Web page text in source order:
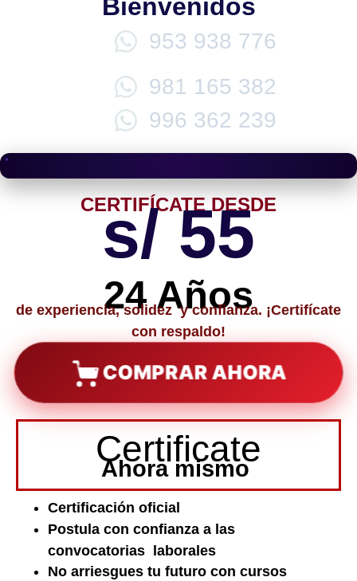
Bienvenidos
953 938 776
981 165 382
996 362 239
CERTIFÍCATE DESDE
s/ 55
24 Años
de experiencia, solidez y confianza. ¡Certifícate
con respaldo!
COMPRAR AHORA
Certificate
Ahora mismo
Certificación oficial
Postula con confianza a las
convocatorias laborales
No arriesgues tu futuro con cursos